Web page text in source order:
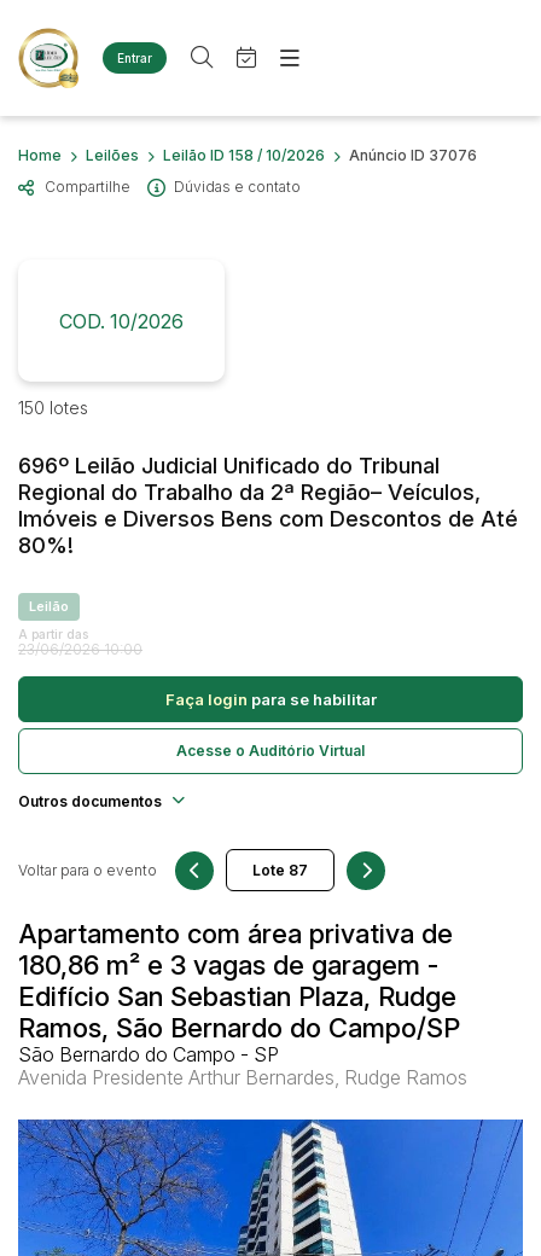
Entrar
Criar conta Entrar
Site
Agenda
Quem Somos
Diversos
Imóveis
Terreno
Sucata Ferrosa
Veículos
Ambulância
Carros
Máquina Varredeira
Motos
Pá Carregadeira
Busca por palavra-chave
Bairro
Judiciais Extrajudiciais
Faixa de valor
R$
Quem Somos
Home Leilões Leilão ID 158 / 10/2026
Anúncio ID 37076
Compartilhe
Dúvidas e contato
COD. 10/2026
150 lotes
696º Leilão Judicial Unificado do Tribunal
Regional do Trabalho da 2ª Região– Veículos,
Imóveis e Diversos Bens com Descontos de Até
80%!
Leilão
A partir das
23/06/2026 10:00
Faça login para se habilitar
Acesse o Auditório Virtual
Outros documentos
Apartamento com área privativa de
180,86 m² e 3 vagas de garagem -
Edifício San Sebastian Plaza, Rudge
Ramos, São Bernardo do Campo/SP
São Bernardo do Campo - SP
Avenida Presidente Arthur Bernardes, Rudge Ramos
Voltar para o evento